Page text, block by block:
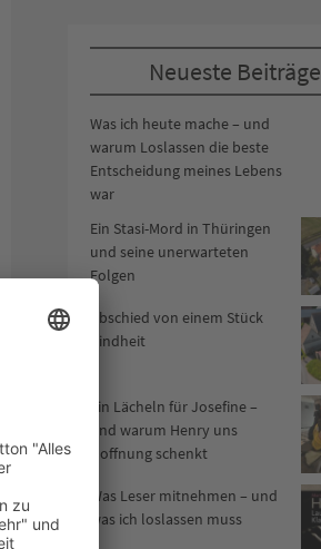
Neueste Beiträge
Was ich heute mache – und
warum Loslassen die beste
Entscheidung meines Lebens
war
Ein Stasi-Mord in Thüringen
und seine unerwarteten
Folgen
Abschied von einem Stück
Kindheit
Ein Lächeln für Josefine –
und warum Henry uns
Hoffnung schenkt
Was Leser mitnehmen – und
was ich loslassen muss